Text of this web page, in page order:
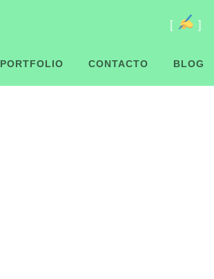
PORTFOLIO CONTACTO BLOG
[ ]